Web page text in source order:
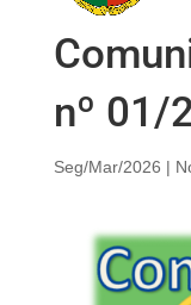
nº 01/
Seg/Mar/2026 |